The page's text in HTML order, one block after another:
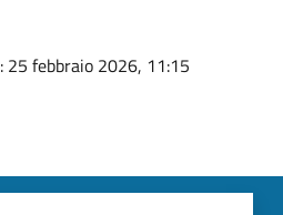
: 25 febbraio 2026, 11:15